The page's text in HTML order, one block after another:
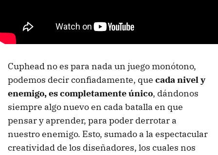
Cuphead no es para nada un juego monótono,
podemos decir confiadamente, que cada nivel y
enemigo, es completamente único, dándonos
siempre algo nuevo en cada batalla en que
pensar y aprender, para poder derrotar a
nuestro enemigo. Esto, sumado a la espectacular
creatividad de los diseñadores, los cuales nos